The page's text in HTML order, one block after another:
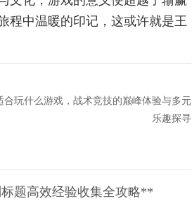
程中温暖的印记，这或许就是王
合玩什么游戏，战术竞技的巅峰体验与多元
乐趣探寻
题高效经验收集全攻略**